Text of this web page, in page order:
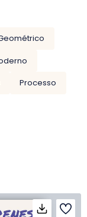
Processo